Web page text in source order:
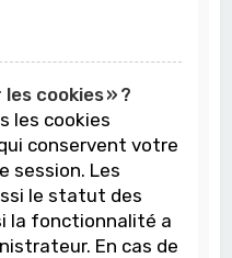
cookies » ?
les cookies
conservent votre
session. Les
le statut des
la fonctionnalité a
En cas de